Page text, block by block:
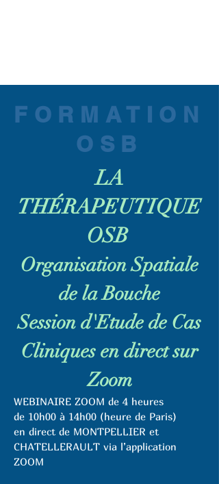
FORMATION
OSB
LA
THÉRAPEUTIQUE
OSB
Organisation Spatiale
de la Bouche
Session d'Etude de Cas
Cliniques en direct sur
Zoom
WEBINAIRE ZOOM de 4 heures
de 10h00 à 14h00 (heure de Paris)
en direct de MONTPELLIER et
CHATELLERAULT via l’application
ZOOM